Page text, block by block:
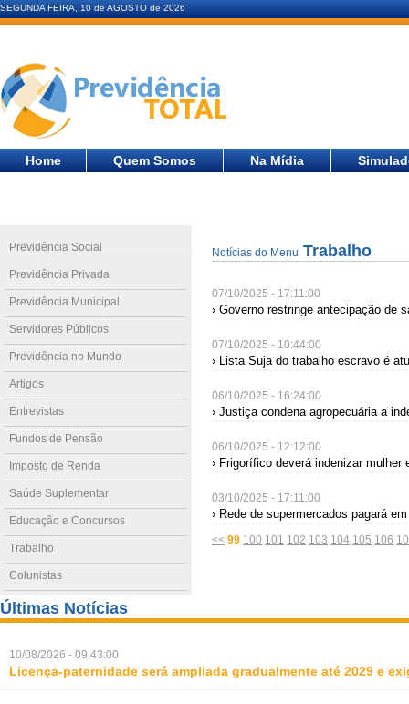
SEGUNDA FEIRA, 10 de AGOSTO de 2026
Home Quem Somos Na Mídia
Previdência Social
Previdência Privada
Previdência Municipal
Servidores Públicos
Previdência no Mundo
Artigos
Entrevistas
Fundos de Pensão
Imposto de Renda
Saúde Suplementar
Educação e Concursos
Trabalho
Colunistas
Notícias do Menu Trabalho
07/10/2025 - 17:11:00
› Governo restringe antecipação de
07/10/2025 - 10:44:00
› Lista Suja do trabalho escravo é
06/10/2025 - 16:24:00
› Justiça condena agropecuária a
06/10/2025 - 12:12:00
› Frigorífico deverá indenizar
03/10/2025 - 17:11:00
› Rede de supermercados pagará
<< 99 100 101 102 103 104 105 106
Últimas Notícias
10/08/2026 - 09:43:00
Licença-paternidade será ampliada gradualmente até 2029 e